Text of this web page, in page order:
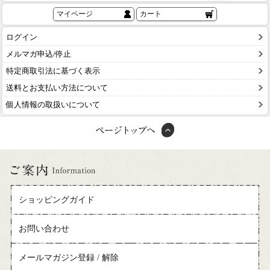
マイページ カート
ログイン
メルマガ申込/停止
特定商取引法に基づく表示
送料とお支払い方法について
個人情報の取扱いについて
ショッピングガイド
お問い合わせ
メールマガジン登録 / 解除